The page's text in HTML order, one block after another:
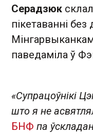
Серадзюк
пікетаванні без
паведаміла ў
«Супрацоўнікі
што я не
БНФ па